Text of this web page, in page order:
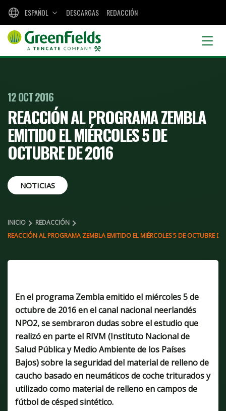
DESCARGAS REDACCIÓN
ESPAÑOL
12 OCT 2016
REACCIÓN AL PROGRAMA ZEMBLA
EMITIDO EL MIÉRCOLES 5 DE
OCTUBRE DE 2016
NOTICIAS
INICIO
REDACCIÓN
REACCIÓN AL PROGRAMA ZEMBLA EMITIDO EL MIÉRCOLES 5 DE OCTUBRE
En el programa Zembla emitido el miércoles 5 de
octubre de 2016 en el canal nacional neerlandés
NPO2, se sembraron dudas sobre el estudio que
realizó en parte el RIVM (Instituto Nacional de
Salud Pública y Medio Ambiente de los Países
Bajos) sobre la seguridad del material de relleno de
caucho basado en neumáticos de coche triturados y
utilizado como material de relleno en campos de
fútbol de césped sintético.